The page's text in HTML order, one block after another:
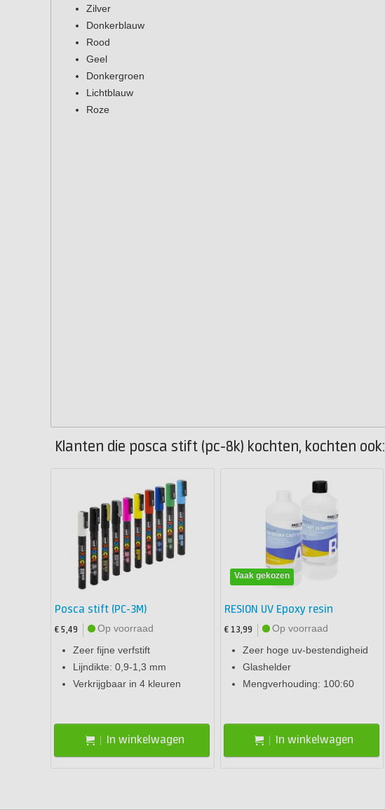
Zilver
Donkerblauw
Rood
Geel
Donkergroen
Lichtblauw
Roze
Klanten die posca stift (pc-8k) kochten, kochten ook:
Posca stift (PC-3M)
€ 5,49
Op voorraad
Zeer fijne verfstift
Lijndikte: 0,9-1,3 mm
Verkrijgbaar in 4 kleuren
In winkelwagen
Vaak gekozen
RESION UV Epoxy resin
€ 13,99
Op voorraad
Zeer hoge uv-bestendigheid
Glashelder
Mengverhouding: 100:60
In winkelwagen